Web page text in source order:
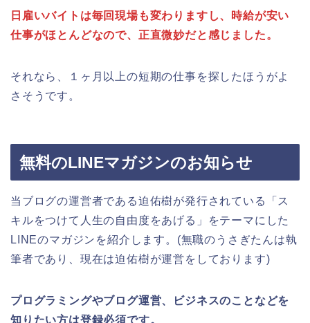
日雇いバイトは毎回現場も変わりますし、時給が安い
仕事がほとんどなので、正直微妙だと感じました。
それなら、１ヶ月以上の短期の仕事を探したほうがよ
さそうです。
無料のLINEマガジンのお知らせ
当ブログの運営者である迫佑樹が発行されている「ス
キルをつけて人生の自由度をあげる」をテーマにした
LINEのマガジンを紹介します。(無職のうさぎたんは執
筆者であり、現在は迫佑樹が運営をしております)
プログラミングやブログ運営、ビジネスのことなどを
知りたい方は登録必須です。